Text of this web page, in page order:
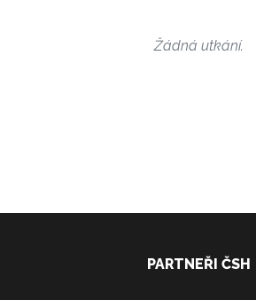
Žádná utkání.
PARTNEŘI ČSH